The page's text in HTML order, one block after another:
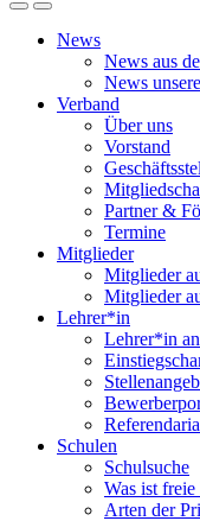
News
News aus
News
Verband
Über uns
Vorstand
Partner &
Termine
Mitglieder
Mitglieder
Mitglieder
Lehrer*in
Lehrer*in
Schulen
Schulsuche
Was ist
Arten der